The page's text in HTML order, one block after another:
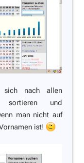
sich nach allen
sortieren und
man nicht auf
ist!